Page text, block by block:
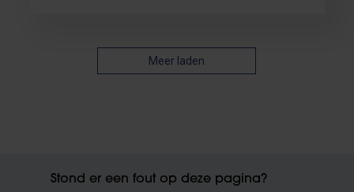
Meer laden
Stond er een fout op deze pagina?